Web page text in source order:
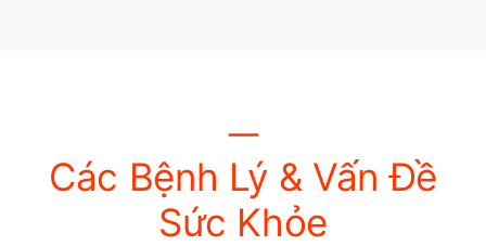
Các Bệnh Lý & Vấn Đề
Sức Khỏe